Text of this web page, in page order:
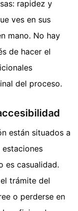
rapidez y
ves en sus
mano. No hay
de hacer el
del proceso.
están situados a
es casualidad.
trámite del
o perderse en